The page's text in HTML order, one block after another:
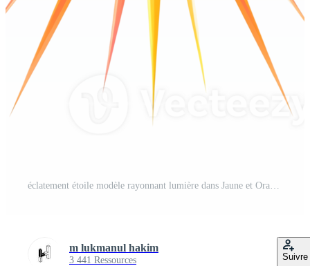
éclatement étoile modèle rayonnant lumière dans Jaune et Orange tons PNG Pro
m lukmanul hakim
3 441 Ressources Suivre